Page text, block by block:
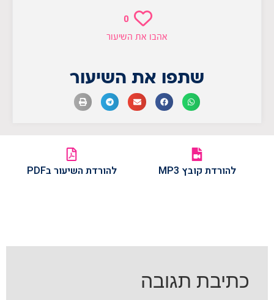
0
אהבו את השיעור
שתפו את השיעור
להורדת קובץ MP3 להורדת השיעור בPDF
כתיבת תגובה